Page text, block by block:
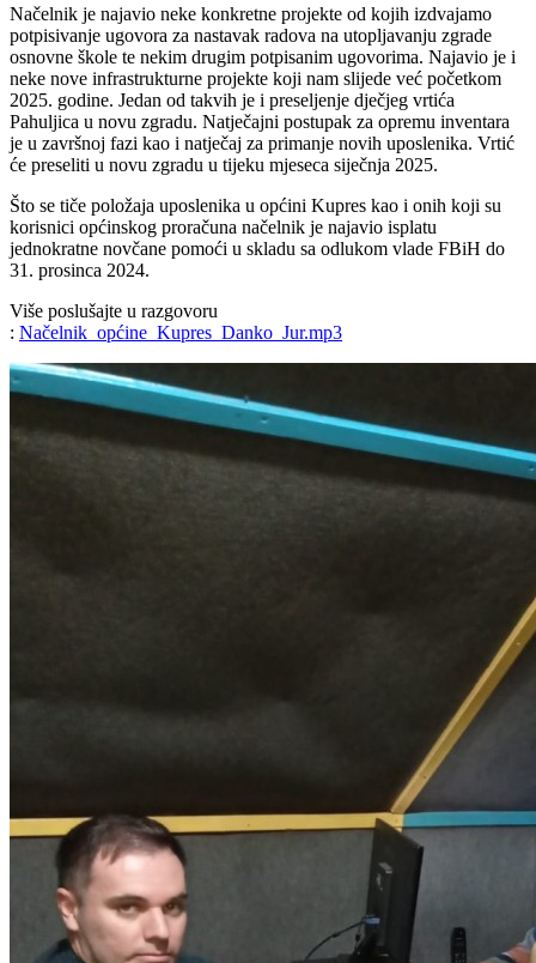
Načelnik je najavio neke konkretne projekte od kojih izdvajamo
potpisivanje ugovora za nastavak radova na utopljavanju zgrade
osnovne škole te nekim drugim potpisanim ugovorima. Najavio je i
neke nove infrastrukturne projekte koji nam slijede već početkom
2025. godine. Jedan od takvih je i preseljenje dječjeg vrtića
Pahuljica u novu zgradu. Natječajni postupak za opremu inventara
je u završnoj fazi kao i natječaj za primanje novih uposlenika. Vrtić
će preseliti u novu zgradu u tijeku mjeseca siječnja 2025.
Što se tiče položaja uposlenika u općini Kupres kao i onih koji su
korisnici općinskog proračuna načelnik je najavio isplatu
jednokratne novčane pomoći u skladu sa odlukom vlade FBiH do
31. prosinca 2024.
Više poslušajte u razgovoru
: Načelnik_općine_Kupres_Danko_Jur.mp3